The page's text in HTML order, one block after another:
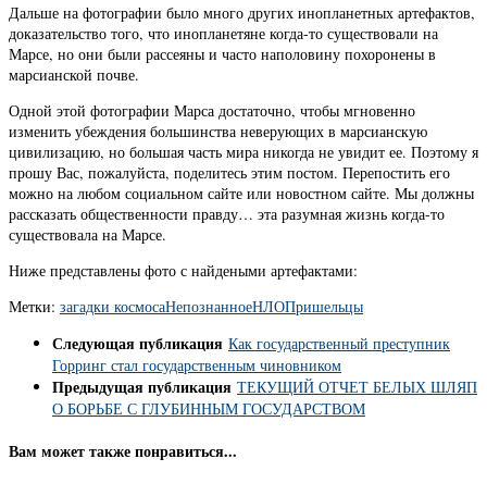
Дальше на фотографии было много других инопланетных артефактов,
доказательство того, что инопланетяне когда-то существовали на
Марсе, но они были рассеяны и часто наполовину похоронены в
марсианской почве.
Одной этой фотографии Марса достаточно, чтобы мгновенно
изменить убеждения большинства неверующих в марсианскую
цивилизацию, но большая часть мира никогда не увидит ее. Поэтому я
прошу Вас, пожалуйста, поделитесь этим постом. Перепостить его
можно на любом социальном сайте или новостном сайте. Мы должны
рассказать общественности правду… эта разумная жизнь когда-то
существовала на Марсе.
Ниже представлены фото с найдеными артефактами:
Метки: загадки космосаНепознанноеНЛОПришельцы
Следующая публикация Как государственный преступник
Горринг стал государственным чиновником
Предыдущая публикация ТЕКУЩИЙ ОТЧЕТ БЕЛЫХ ШЛЯП
О БОРЬБЕ С ГЛУБИННЫМ ГОСУДАРСТВОМ
Вам может также понравиться...